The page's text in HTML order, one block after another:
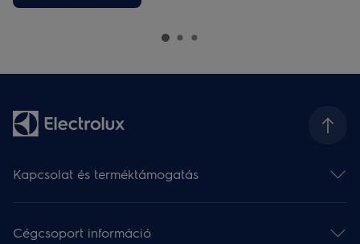
Kapcsolat és terméktámogatás
Hírlevél
Cégcsoport információ